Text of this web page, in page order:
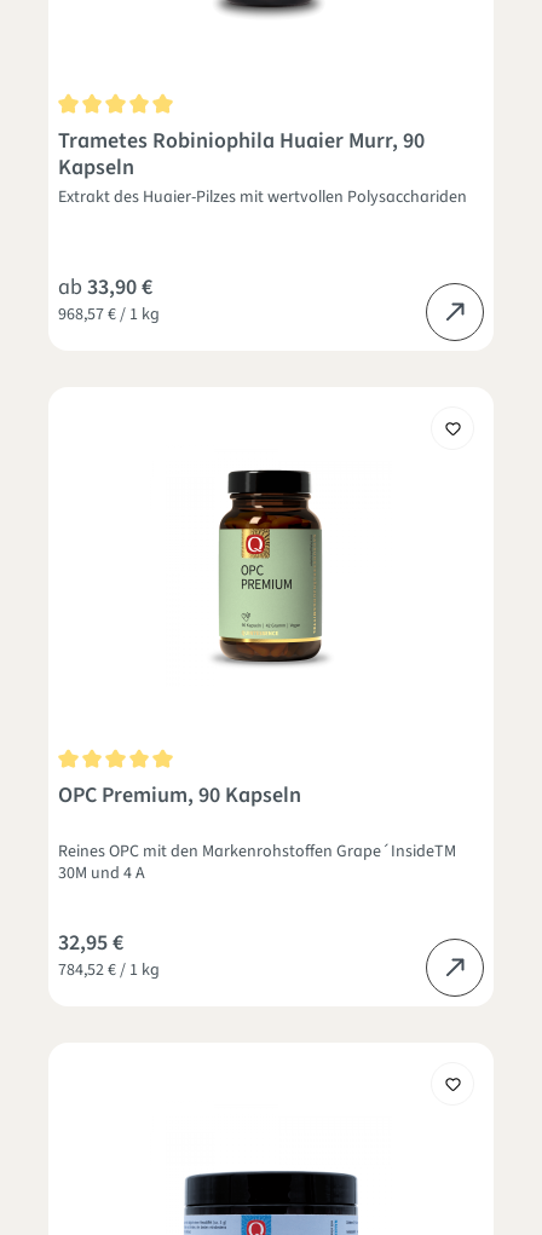
Durchschnittliche Bewertung von 5 von 5 Sternen
Trametes Robiniophila Huaier Murr, 90
Kapseln
Extrakt des Huaier-Pilzes mit wertvollen Polysacchariden
968,57 € / 1 kg
ab 33,90 €
Durchschnittliche Bewertung von 5 von 5 Sternen
OPC Premium, 90 Kapseln
Reines OPC mit den Markenrohstoffen Grape´InsideTM
30M und 4 A
784,52 € / 1 kg
32,95 €